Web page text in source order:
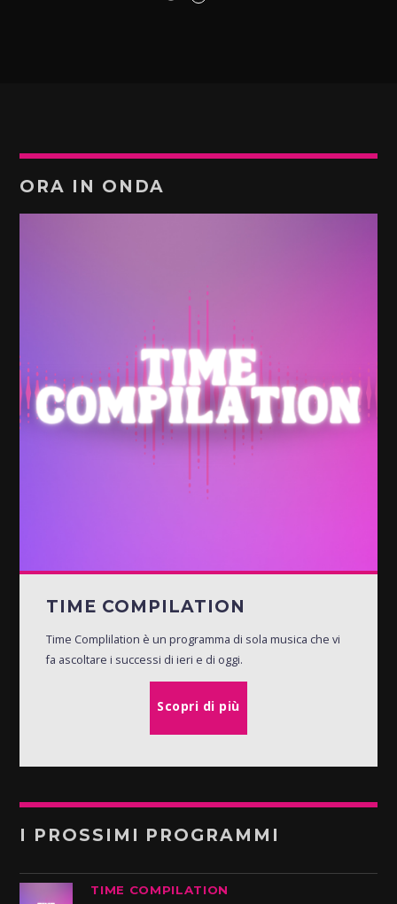
ORA IN ONDA
TIME COMPILATION
Time Complilation è un programma di sola musica che vi
fa ascoltare i successi di ieri e di oggi.
Scopri di più
I PROSSIMI PROGRAMMI
TIME COMPILATION